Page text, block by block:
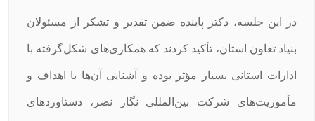
در این جلسه، دکتر پاینده ضمن تقدیر و تشکر از مسئولان
بنیاد تعاون استان، تأکید کردند که همکاری‌های شکل‌گرفته با
ادارات استانی بسیار مؤثر بوده و آشنایی آن‌ها با اهداف و
مأموریت‌های شرکت بین‌المللی نگار نصر، دستاوردهای